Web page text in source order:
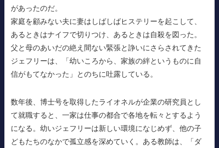
があったのだ。
家庭を顧みない夫に妻はしばしばヒステリーを起こして、
あるときはナイフで切りつけ、あるときは自殺を図った。
父と母のあいだの絶え間ない緊張と諍いにさらされてきた
ジェフリーは、「幼いころから、家族の絆というものに自
信がもてなかった」とのちに吐露している。
数年後、博士号を取得したライオネルが企業の研究員とし
て就職すると、一家は仕事の都合で各地を転々とするよう
になる。幼いジェフリーは新しい環境になじめず、他の子
どもたちのなかで孤立感を深めていく。ある教師は、「ダ